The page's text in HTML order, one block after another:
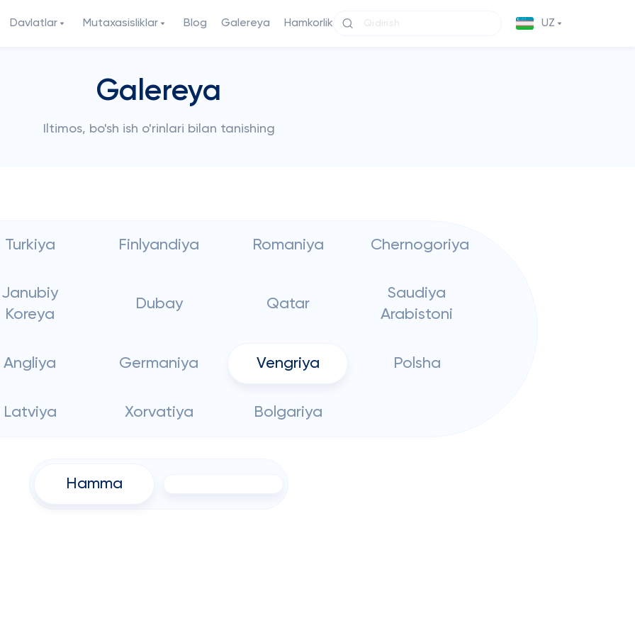
Davlatlar Mutaxasisliklar Blog Galereya Hamkorlik UZ
Galereya
Iltimos, bo'sh ish o'rinlari bilan tanishing
Turkiya Finlyandiya Romaniya Chernogoriya
Janubiy
Koreya
Dubay Qatar
Saudiya
Arabistoni
Angliya Germaniya Vengriya Polsha
Latviya Xorvatiya Bolgariya
Hamma